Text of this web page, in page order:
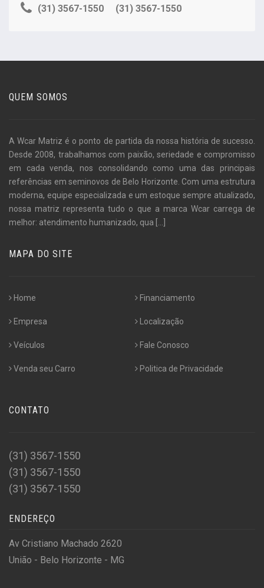
(31) 3567-1550 (31) 3567-1550
QUEM SOMOS
A Wcar Matriz é o ponto de partida da nossa história de sucesso.
Desde 2008, trabalhamos com paixão, seriedade e compromisso
em cada venda, nos consolidando como uma das principais
referências em seminovos de Belo Horizonte. Com uma estrutura
moderna, equipe especializada e um estoque sempre atualizado,
nossa matriz representa tudo o que a marca Wcar carrega de
melhor: atendimento humanizado, qua [...]
MAPA DO SITE
Home
Empresa
Veículos
Venda seu Carro
Financiamento
Localização
Fale Conosco
Politica de Privacidade
CONTATO
(31) 3567-1550
(31) 3567-1550
(31) 3567-1550
ENDEREÇO
Av Cristiano Machado 2620
União - Belo Horizonte - MG